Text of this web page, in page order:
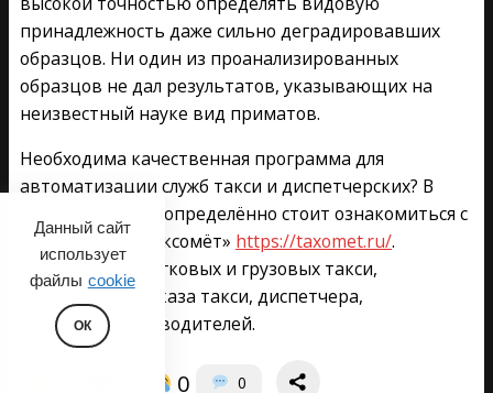
Данный сайт
использует
файлы cookie
ОК
принадлежность даже сильно деградировавших
образцов. Ни один из проанализированных
образцов не дал результатов, указывающих на
неизвестный науке вид приматов.
Необходима качественная программа для
автоматизации служб такси и диспетчерских? В
этом случае вам определённо стоит ознакомиться с
программой «Таксомёт» https://taxomet.ru/.
Подходит для легковых и грузовых такси,
таксопарков, заказа такси, диспетчера,
руководителя и водителей.
0 0